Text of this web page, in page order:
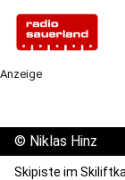
Anzeige
© Niklas Hinz
Skipiste im